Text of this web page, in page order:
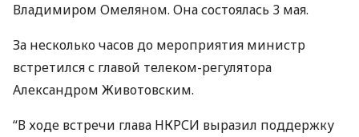
Владимиром Омеляном. Она состоялась 3 мая.
За несколько часов до мероприятия министр
встретился с главой телеком-регулятора
Александром Животовским.
“В ходе встречи глава НКРСИ выразил поддержку